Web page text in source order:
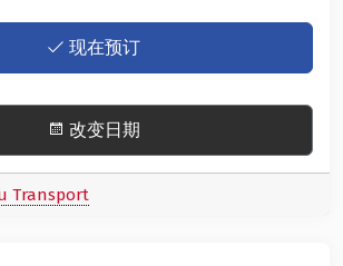
现在预订
改变日期
Transport